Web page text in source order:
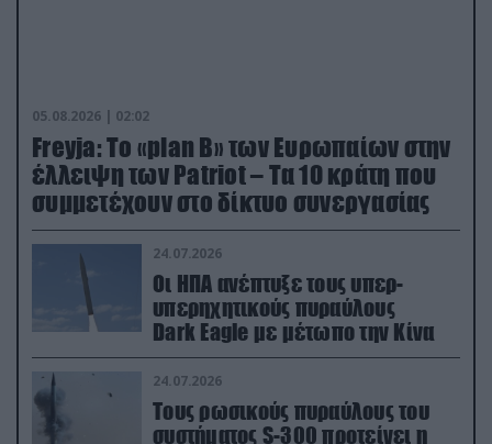
05.08.2026 | 02:02
Freyja: Το «plan Β» των Ευρωπαίων στην
έλλειψη των Patriot – Τα 10 κράτη που
συμμετέχουν στο δίκτυο συνεργασίας
24.07.2026
Οι ΗΠΑ ανέπτυξε τους υπερ-
υπερηχητικούς πυραύλους
Dark Eagle με μέτωπο την Κίνα
24.07.2026
Τους ρωσικούς πυραύλους του
συστήματος S-300 προτείνει η